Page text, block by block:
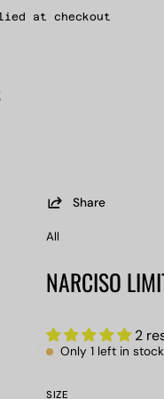
at checkout
Share
All
NARCISO
2
Only 1 left in stock
SIZE